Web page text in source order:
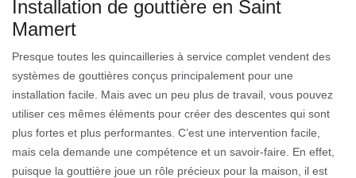
Installation de gouttière en Saint
Mamert
Presque toutes les quincailleries à service complet vendent des
systèmes de gouttières conçus principalement pour une
installation facile. Mais avec un peu plus de travail, vous pouvez
utiliser ces mêmes éléments pour créer des descentes qui sont
plus fortes et plus performantes. C’est une intervention facile,
mais cela demande une compétence et un savoir-faire. En effet,
puisque la gouttière joue un rôle précieux pour la maison, il est